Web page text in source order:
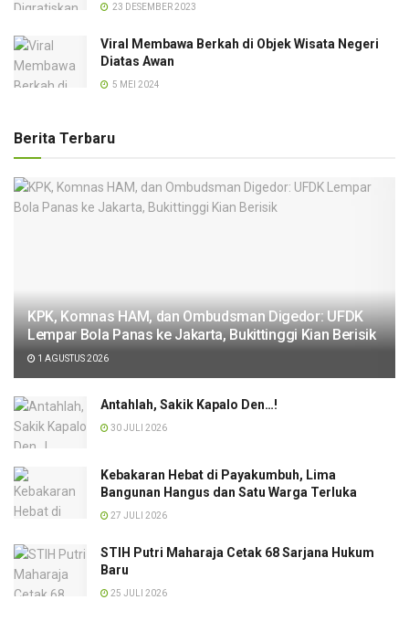
23 DESEMBER 2023
Viral Membawa Berkah di Objek Wisata Negeri
Diatas Awan
5 MEI 2024
Berita Terbaru
KPK, Komnas HAM, dan Ombudsman Digedor: UFDK
Lempar Bola Panas ke Jakarta, Bukittinggi Kian Berisik
1 AGUSTUS 2026
Antahlah, Sakik Kapalo Den…!
30 JULI 2026
Kebakaran Hebat di Payakumbuh, Lima
Bangunan Hangus dan Satu Warga Terluka
27 JULI 2026
STIH Putri Maharaja Cetak 68 Sarjana Hukum
Baru
25 JULI 2026